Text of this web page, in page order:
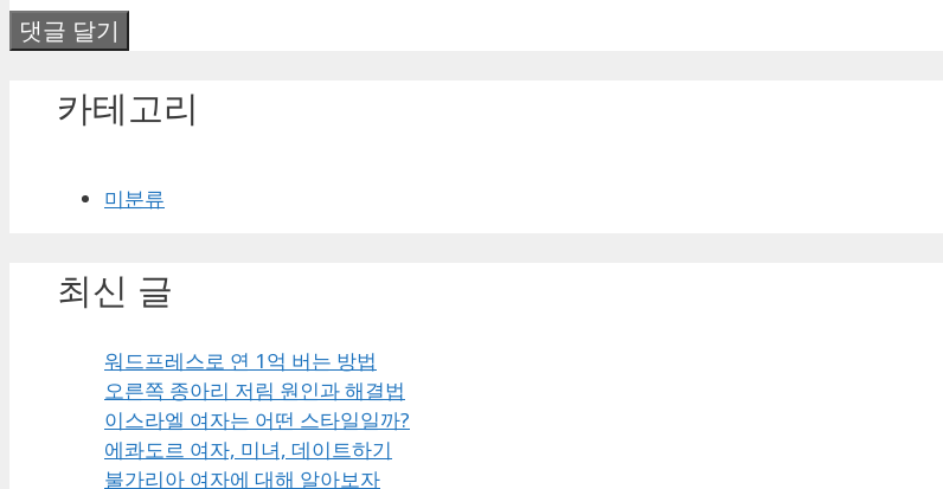
카테고리
미분류
최신 글
워드프레스로 연 1억 버는 방법
오른쪽 종아리 저림 원인과 해결법
이스라엘 여자는 어떤 스타일일까?
에콰도르 여자, 미녀, 데이트하기
불가리아 여자에 대해 알아보자